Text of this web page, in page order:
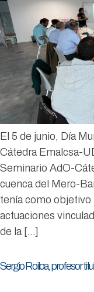
El 5 de junio, Día
Cátedra Emalcsa-
Seminario AdO-
cuenca del Mero-
tenía como objetivo
actuaciones
de la […]
Sergio Roiloa, profesor